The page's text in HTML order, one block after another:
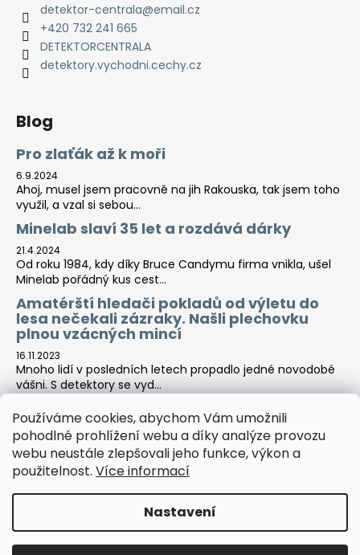
Používáme cookies, abychom Vám umožnili
pohodlné prohlížení webu a díky analýze provozu
webu neustále zlepšovali jeho funkce, výkon a
použitelnost. Více informací
Nastavení
detektor-centrala@email.cz
+420 732 241 665
DETEKTORCENTRALA
detektory.vychodni.cechy.cz
Blog
Pro zlaťák až k moři
6.9.2024
Ahoj, musel jsem pracovně na jih Rakouska, tak jsem toho
využil, a vzal si sebou...
Minelab slaví 35 let a rozdává dárky
21.4.2024
Od roku 1984, kdy díky Bruce Candymu firma vnikla, ušel
Minelab pořádný kus cest...
Amatérští hledači pokladů od výletu do
lesa nečekali zázraky. Našli plechovku
plnou vzácných mincí
16.11.2023
Mnoho lidí v posledních letech propadlo jedné novodobé
vášni. S detektory se vyd...
Tara-print
Copyright 2026Detektor centrála. Všechna práva